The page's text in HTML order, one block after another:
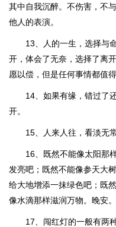
其中自我沉醉。不伤害，不
他人的表演。
13、人的一生，选择与
开，体会了无奈，选择了离
愿以偿，但是任何事情都值得
14、如果有缘，错过了
开。
15、人来人往，看淡无
16、既然不能像太阳那
发亮吧；既然不能像参天大
给大地增添一抹绿色吧；既
像水滴那样滋润万物。晚安。
17、闯红灯的一般有两